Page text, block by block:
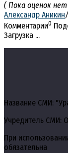
( Пока оценок
Александр Аникин
Комментарии0
Загрузка ...
Название СМИ:
Учредитель СМИ:
При
обязательна